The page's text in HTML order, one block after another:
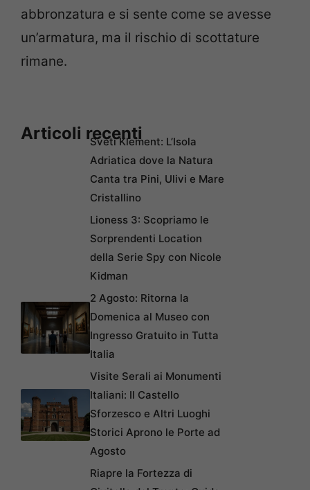
abbronzatura e si sente come se avesse
un’armatura, ma il rischio di scottature
rimane.
Articoli recentiSveti Klement: L’Isola
Adriatica dove la Natura
Canta tra Pini, Ulivi e Mare
Cristallino
Lioness 3: Scopriamo le
Sorprendenti Location
della Serie Spy con Nicole
Kidman
2 Agosto: Ritorna la
Domenica al Museo con
Ingresso Gratuito in Tutta
Italia
Visite Serali ai Monumenti
Italiani: Il Castello
Sforzesco e Altri Luoghi
Storici Aprono le Porte ad
Agosto
Riapre la Fortezza di